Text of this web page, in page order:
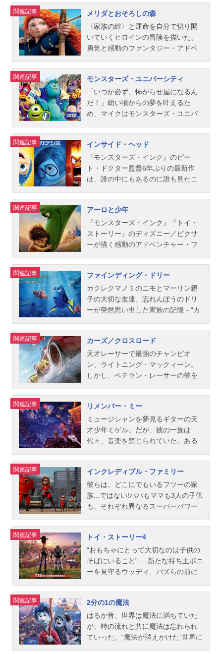
クション・デザイン：ハーレイ・ジ
ェサップ音楽：マイケル・ジアッチ
ーノ主題歌「レミーのおいしいレス
トラン」マイケル・ジアッチーノ
公...
夫艦長：草刈正雄イヴ：園崎未恵BN
L会長：フレッド・ウィラード（小川
真司）オート：江原正士モー：吉野
裕行ジョン：立木文彦メアリー：さ
とうあいコンピュータ：小山茉美ス
トン製作：ジム・モリス共同製作：
リンゼイ・コリンズ製作総指揮：ジ
ョン・ラセター音楽：トーマス・ニ
ューマン原案：アンドリュー・スタ
ン...
ていた。ある日、カールじいさんは
エリーとの約束を果たすため、人生
最大の決心をする。住み慣れた家に
無数の風船を結びつけ、“パラダイス
の滝”を目指して大空へ！偶然空飛ぶ
米で出会う不思議な犬ダグと共に、
冒険の旅が始まる。思いもよらない
運命が待ち受けるとも知らずに…。
果てなき可能性のある人生の素晴ら
しさを教えてくれる、大人から子供
アドベンチャー！作品名カールじい
さんの空飛ぶ家放送形態劇場版アニ
メスケジュール2009年12月5日
（土）キャストカール...
に歓迎されて喜ぶバズたちは、アン
ディの元へ帰ろうと訴えるウッディ
には耳を貸しません。たったひとり
脱出したウッディでしたが、仲間た
ちに危険が迫っていることを知り、
ったとしても、もう居場所のないウ
ッディたち。そんな彼らを待ち受け
ていた、“思いもよらぬ運命”とは？作
品名トイ・ストーリー3放送形態劇場
版アニメシリーズトイ・ストーリー
日（土）キャストバズ・ライトイヤ
ー：所ジョージウッディ：唐沢寿明
ジェシー：日下由美ミスター･ポテト
ヘッド：辻萬長ミセス・ポテトヘッ
ド：松金よね子ハム：大塚周夫スリ
三ツ矢雄二ロッツォ・ハグベア：勝
部演之アンディ：小野賢章ケン：東
地宏樹バービー：高橋理恵子ボニ
ー：諸星すみれスタッフ監督：...
親友のレッカー車メーターと一緒に
やってきたのは、第1戦の開催地、日
本！ところが、レース開幕の大興奮
の裏側では、巨大な陰謀が始動して
いた！世界各国へと舞台を移し、
スと白熱の“スパイ戦”。そして、この
最強の親友コンビを待ち受ける、驚
くべきミッションとは…？！マック
ィーンとメーターの友情が世界を救
う、感動のアクションアドベンチャ
ニメシリーズカーズスケジュール201
1年7月30日（土）キャストライトニ
ング・マックィーン：土田大メータ
ー：山口智充フィン・マックミサイ
ル：大塚芳忠ホリー・シフトウェ
ッド：落合弘治フランチェスコ・ベ
ルヌーイ：宗矢樹頼ザンダップ教
授：青山穣サリー：戸田恵子ダレ
ル・カートリップ：福澤朗ルイジ：
パンツェッタ・ジローラモマック：
セター共同監督：ブラッド・ルイス
製作：デニース・リーム原案：ジョ
ン・ラセター、ブラッド・ルイス、
ダン・フォーゲルマン脚本：ベ
ン・...
関連記事
メリダとおそろしの森
〈家族の絆〉と運命を自分で切り開
いていくヒロインの冒険を描いた、
勇気と感動のファンタジー・アドベ
が大好きなお転婆な王女メリダは、
魔法で熊に変えられてしまった母を
救う手掛かりを探して、森に足を踏
み入れる。そこで彼女は、思いもよ
らない自分の運命と向き合うのだっ
舞台に、鬼火やおかしな魔女、キュ
ートな三つ子の弟たちなど楽しいキ
ャラクターも登場。ディズニー／ピ
クサーならではの美しい映像も必
見！作品名メリダとおそろしの森放
2年7月21日（土）キャストメリダ：
大島優子ファーガス：山路和弘エリ
ノア：塩田朋子おばあさん：木村有
里ディンウォール卿：内田直哉マク
ガフィン卿：天田益男マッキントッ
マーク・アンドリュース、ブレン
ダ・チャップマン共同監督：スティ
ーヴ・パーセル製作：キャサリン・
サラフィアン製作総指揮：ジョン・
ラセター、アンドリュー・スタント
アリー・アリス・ドラムストーリ
ー：ブレンダ・チャップマン脚本：
マーク・アンドリュース、スティー
ヴ・パーセル、ブレンダ・チャップ
マ...
関連記事
モンスターズ・ユニバーシティ
「いつか必ず、怖がらせ屋になるん
だ！」幼い頃からの夢を叶えるた
め、マイクはモンスターズ・ユニバ
勉強に励むことに。そこで出会った
のは怖がらせの才能に恵まれたサリ
ー。見た目も性格も全く違うふたり
が、いかにして最強の怖がらせ屋コ
ンビになったのか？あの『モンスタ
出会い、友情の始まり、そしてモン
スター界最大の事件を巡る大冒険を
描くファンタジー・アドベンチャ
ー！作品名モンスターズ・ユニバー
シティ放送形態劇場版アニメシリー
ル2013年7月6日（土）キャストマイ
ク（マイク・ワゾウスキ)：田中裕二
サリー（ジェームズ・P・サリバ
ン）：石塚英彦グレーブズ先生：柳
原可奈子ランドール・ボッグス：青
るスクイシー：嶋田翔平ドン：宝亀
克寿テリ：佐藤せつじテリー：花輪
英司アート：姫野惠二スタッフ監
督：ダン・スキャンロン製作：コー
リー・レイ製作総指揮：ジョン・ラ
リュー・スタントン リー・アンク
リッチ製作補：ニコル・パラディ
ス・グリンドルストーリー：ダン・
スキャンロン ダニエル・ガーソ
ン ロバ...
関連記事
インサイド・ヘッド
『モンスターズ・インク』のピー
ト・ドクター監督6年ぶりの最新作
は、誰の中にもあるのに誰も見たこ
がる“頭の中”の世界を描いた感動の冒
険ファンタジー。 少女ライリーの
誕生と共に生まれた感情たち（楽し
い気分にする“ヨロコビ”悲しい気分の
時に現れる“カナシミ”怒りを爆発させ
する“ムカムカ”、安全を守る“ビビ
リ”）は、彼女を幸せにするために奮
闘している。しかし、いつもライリ
ーを悲しませることしかできない“カ
ナシミ”の役割だけは、大きな謎に包
友たちもいない見知らぬ土地で暮ら
し始める不安定なライリーの心は、
感情たちにも大事件を巻き起こし、
頭の中の“司令部”からヨロコビとカナ
シミが放り出されてしまう。感情た
リーを救うことができるのか？ カ
ナシミに隠された、驚くべき＜秘密
＞とは一体…？ とても大切な自分
の一部なのに、あまりにも未知な
る“感情”が、身体をもったキャラクタ
ために、予想もつかない冒険を繰り
広げる。作品名インサイド・ヘッド
放送形態劇場版アニメシリーズディ
ズニー映画スケジュ...
関連記事
アーロと少年
『モンスターズ・インク』『トイ・
ストーリー』のディズニー／ピクサ
ーが描く感動のアドベンチャー・フ
突せず、恐竜が絶滅しなかったら…
そこは恐竜だけが言葉を持つ世界！
大きいけれど弱虫な恐竜アーロと、
小さいけれど勇敢な人間の少年スポ
ット。すべてが正反対で、言葉も通
は、どちらも“ひとりぼっち”。初めて
の友情が、永遠に続くことを願う二
人だったが…。作品名アーロと少年
放送形態劇場版アニメスケジュール2
016年3月12日（土）キャストアー
ライトパパ：山野井仁ママ：安田成
美リビー：菊池心寧バック：堀川恭
司ブッチ：松重豊ナッシュ：八嶋智
人ラムジー：片桐はいりイナズマド
カン：落合弘治ペット・コレクタ
ター・ソーン製作：デニース・リー
ム製作総指揮：ジョン・ラセター
リー・アンクリッチ アンドリュ
ー・スタントン脚本：メグ・レフォ
ーヴ音楽：マイケル・ダナ ジェ
ン：ハーレイ・ジェサップ撮影監督
（ライティング）：シャロン・キャ
ラハンセット・スーパーバイザー：
デヴィッド・ムニエー主題歌「BestF
riend～...
関連記事
ファインディング・ドリー
カクレクマノミのニモとマーリン親
子の大切な友達、忘れんぼうのドリ
ーが突然思い出した家族の記憶－“カ
「今度は僕がドリーを助けるよ」、
ニモやマーリンたちに支えられて、
ドリーがたどり着いたのは海の生き
物たちにとって禁断の《人間の世
界》だった…。そこで、ドリーは7本
ンベエザメのデスティニー、自分に
自信がないシロイルカのベイリーな
ど、個性豊かな新しい仲間たちと出
会う。ドリーのパパやママは一体ど
こに？ディズニー／ピクサーが贈
無尽にノンストップで展開する感動
の冒険ファンタジー！作品名ファイ
ンディング・ドリー放送形態劇場版
アニメスケジュール2016年7月16日
（土）キャストドリー：室井滋マー
スティニー：中村アンニモ：菊地慶
ベイリー：多田野曜平ベビー・ドリ
ー：青山ららエイ先生：赤坂泰彦ス
タッフ監督：アンドリュー・スタン
トン共同監督：アンガス・マクレー
作：リンジー・コリンズ脚本：アン
ドリュー・スタントン ヴィクトリ
ア・ストラウス音楽：トーマス・ニ
ューマン海洋生物監修：さかなク
ン...
関連記事
カーズ／クロスロード
天才レーサーで最強のチャンピオ
ン、ライトニング・マックィーン。
しかし、ベテラン・レーサーの彼を
った次世代レーサー、ジャクソン・
ストーム。そして、ストームとのバ
トルで焦ったマックィーンは、レー
スで大事故を起こしてしまう･･･。マ
ックィーンは再びレースに出るため
スと、最新のトレーニング・マシン
で鍛え始める。果たしてマックィー
ンは、再びレースに戻れるのか―？
作品名カーズ／クロスロード放送形
態劇場版アニメシリーズカーズスケ
ストライトニング・マックィーン：
土田大クルーズ・ラミレス：松岡茉
優スモーキー：有本欽隆スターリン
グ：大川透メーター：山口智充ジャ
クソン・ストーム：藤森慎吾（オリ
ルイジ：パンツェッタ・ジローラモ
サリー：戸田恵子ミス・フリッタ
ー：定岡小百合ナタリー・サートゥ
ン：園崎未恵スタッフ監督：ブライ
アン・フィー製作：ケヴィン・レハ
関連記事
リメンバー・ミー
ミュージシャンを夢見るギターの天
才少年ミゲル。だが、彼の一族は
代々、音楽を禁じられていた。ある
の国”に迷い込んでしまった。日の出
までに元の世界に戻らないと、ミゲ
ルの体は消えてしまう！そんな彼に
手を差し伸べたのは、陽気だけど孤
独なガイコツ、ヘクター。やがて二
くべき“秘密”とは？すべての謎を解く
鍵は、伝説の歌手が遺した名曲“リメ
ンバー・ミー”に隠されていた…。作
品名リメンバー・ミー放送形態劇場
版アニメシリーズディズニー映画ス
ャストミゲル：石橋陽彩ヘクター：
藤木直人エルネスト・デラクルス：
橋本さとしママ・イメルダ：松雪泰
子おばあちゃん：磯辺万沙子お父さ
ん：横山だいすけパパ・フリオ：多
関連記事
インクレディブル・ファミリー
彼らは、どこにでもいるフツーの家
族...ではない!パパもママも3人の子供
も、それぞれ異なるスーパーパワー
なパワーをもつパパ、ボブ、伸縮自
在なゴム人間のママ、ヘレン、超高
速移動できる長男ダッシュと、鉄壁
バリアで防御できる長女ヴァイのオ
レット。さらに、スーパーパワーに
ク・ジャック。その潜在能力は、ま
だ未知数。家事も育児も世界の危機
も、驚異のスキルと家族の絆で乗り
越える、この夏最高の一家団結アド
ベンチャーが誕生した!作品名インク
関連記事
トイ・ストーリー4
“おもちゃにとって大切なのは子供の
そばにいること”──新たな持ち主ボニ
ーを見守るウッディ、バズらの前に
手作りおもちゃのフォーキー。彼は
自分をゴミだと思い込み逃げ出して
しまう…。フォーキーを救おうとす
るウッディを待ち受けていたのは、
一度も愛されたことのないおもちゃ
関連記事
2分の1の魔法
はるか昔、世界は魔法に満ちていた
が、時の流れと共に魔法は忘れられ
ていった。“魔法が消えかけた”世界に